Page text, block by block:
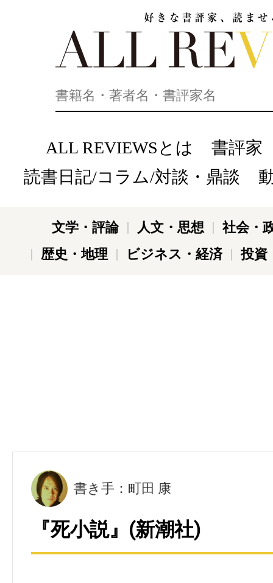
ALL REVIEWSとは
書評家
読書日記/コラム/対談・鼎談
文学・評論 人文・思想
社会・
歴史・地理
ビジネス・経済 投資
書き手：町田 康
『死小説』(新潮社)